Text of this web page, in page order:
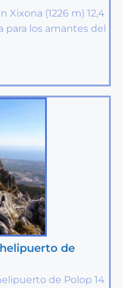
Xixona (1226 m) 12,4
los amantes del
de
de Polop 14